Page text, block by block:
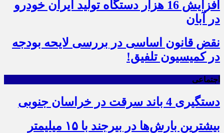
افزایش 16 هزار دستگاه تولید ایران خودرو
در آبان
نقض قانون اساسی در بررسی لایحه بودجه
در کمیسیون تلفیق!
اجتماعی
دستگیری 4 باند سرقت در خراسان جنوبی
بیشترین بارش‌ها در بیرجند با ۱۵ میلیمتر